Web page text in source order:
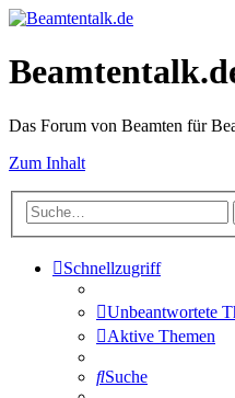
Das Forum von Beamten für
Zum Inhalt
Schnellzugriff
Unbeantwortete
Aktive Themen
Suche